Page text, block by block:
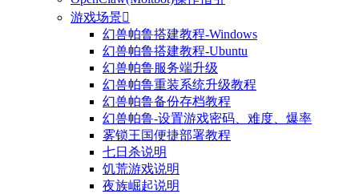
游戏场景
幻兽帕鲁搭建教程-Windows
幻兽帕鲁搭建教程-Ubuntu
幻兽帕鲁服务端升级
幻兽帕鲁重装系统升级教程
幻兽帕鲁备份存档教程
幻兽帕鲁-设置游戏密码、难度、爆率
雾锁王国便捷部署教程
七日杀说明
饥荒游戏说明
夜族崛起说明